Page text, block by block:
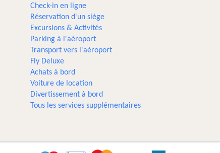
Check-in en ligne
Réservation d'un siège
Excursions & Activités​
Parking à l'aéroport
Transport vers l'aéroport
Fly Deluxe
Achats à bord
Voiture de location
Divertissement à bord
Tous les services supplémentaires